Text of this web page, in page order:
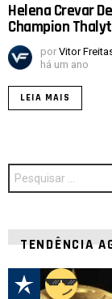
Helena Crevar
Champion
por Vitor
há um ano
LEIA MAIS
Procurar
por:
TENDÊNCIA